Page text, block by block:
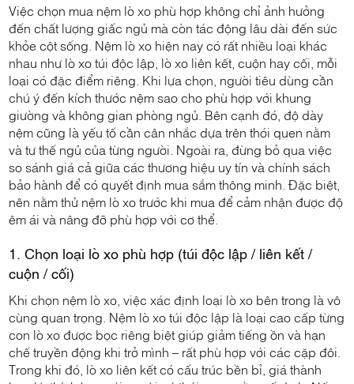
Việc chọn mua nệm lò xo phù hợp không chỉ ảnh hưởng
đến chất lượng giấc ngủ mà còn tác động lâu dài đến sức
khỏe cột sống. Nệm lò xo hiện nay có rất nhiều loại khác
nhau như lò xo túi độc lập, lò xo liên kết, cuộn hay cối, mỗi
loại có đặc điểm riêng. Khi lựa chọn, người tiêu dùng cần
chú ý đến kích thước nệm sao cho phù hợp với khung
giường và không gian phòng ngủ. Bên cạnh đó, độ dày
nệm cũng là yếu tố cần cân nhắc dựa trên thói quen nằm
và tư thế ngủ của từng người. Ngoài ra, đừng bỏ qua việc
so sánh giá cả giữa các thương hiệu uy tín và chính sách
bảo hành để có quyết định mua sắm thông minh. Đặc biệt,
nên nằm thử nệm lò xo trước khi mua để cảm nhận được độ
êm ái và nâng đỡ phù hợp với cơ thể.
1. Chọn loại lò xo phù hợp (túi độc lập / liên kết /
cuộn / cối)
Khi chọn nệm lò xo, việc xác định loại lò xo bên trong là vô
cùng quan trọng. Nệm lò xo túi độc lập là loại cao cấp từng
con lò xo được bọc riêng biệt giúp giảm tiếng ồn và hạn
chế truyền động khi trở mình – rất phù hợp với các cặp đôi.
Trong khi đó, lò xo liên kết có cấu trúc bền bỉ, giá thành